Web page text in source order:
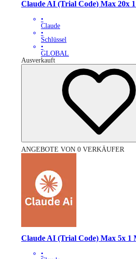
Claude AI (Trial Code) Max 20x
•
Claude
•
Schlüssel
•
GLOBAL
Ausverkauft
ANGEBOTE VON 0 VERKÄUFER
Claude AI (Trial Code) Max 5x 1
•